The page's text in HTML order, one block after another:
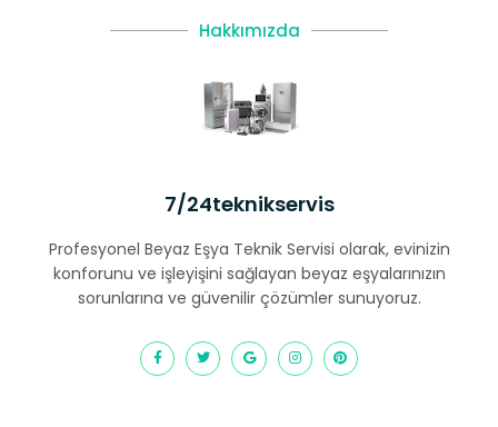
Hakkımızda
7/24teknikservis
Profesyonel Beyaz Eşya Teknik Servisi olarak, evinizin
konforunu ve işleyişini sağlayan beyaz eşyalarınızın
sorunlarına ve güvenilir çözümler sunuyoruz.